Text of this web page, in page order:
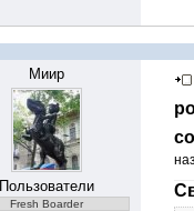
Миир
Пользователи
Fresh Boarder